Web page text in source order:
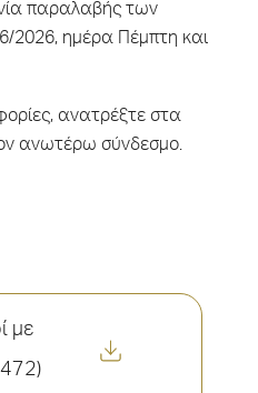
παραλαβής των
2026, ημέρα Πέμπτη και
ανατρέξτε στα
ανωτέρω σύνδεσμο.
με